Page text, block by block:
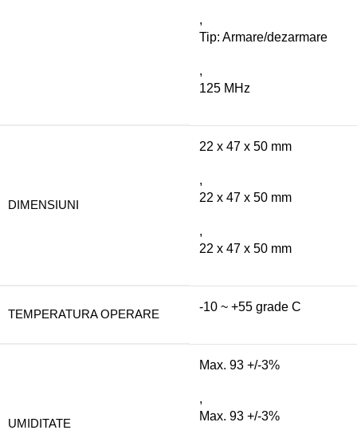
,
Tip: Armare/dezarmare
,
125 MHz
DIMENSIUNI
22 x 47 x 50 mm
,
22 x 47 x 50 mm
,
22 x 47 x 50 mm
TEMPERATURA OPERARE
-10 ~ +55 grade C
UMIDITATE
Max. 93 +/-3%
,
Max. 93 +/-3%